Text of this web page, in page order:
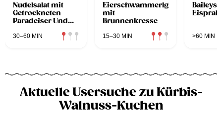
Nudelsalat mit
Getrockneten
Paradeiser Und
30–60 MIN
Eierschwammerlgröstl
mit
Brunnenkresse
15–30 MIN
Baileys-
>60 MIN
Aktuelle Usersuche zu Kürbis-
Walnuss-Kuchen